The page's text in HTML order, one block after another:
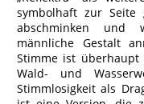
symbolhaft zur Seite
abschminken und
männliche Gestalt
Stimme ist überhaupt
Wald- und
Stimmlosigkeit als